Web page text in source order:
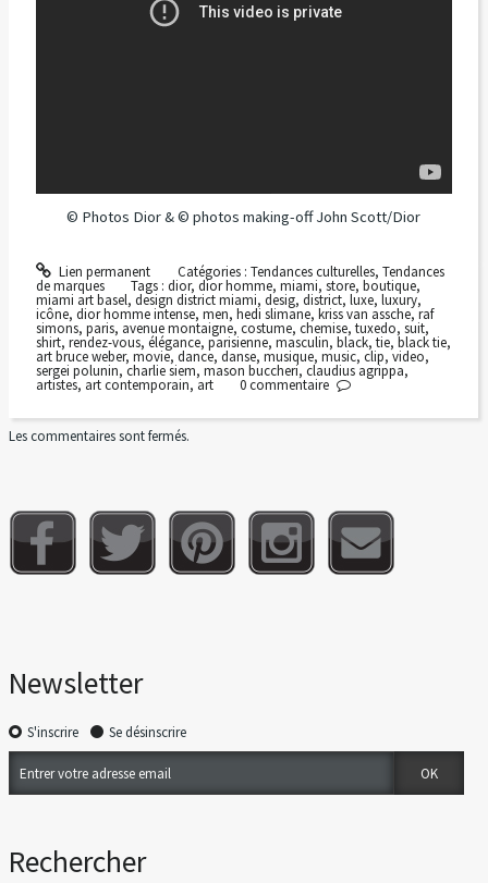
© Photos Dior & © photos making-off John Scott/Dior
Lien permanent Catégories : Tendances culturelles, Tendances
de marques Tags :dior,dior homme,miami,store,boutique,
miami art basel, design district miami, desig, district, luxe, luxury,
icône, dior homme intense, men, hedi slimane, kriss van assche, raf
simons, paris, avenue montaigne, costume, chemise, tuxedo, suit,
shirt, rendez-vous, élégance, parisienne, masculin, black, tie, black tie,
art bruce weber, movie, dance, danse, musique, music, clip,video,
sergei polunin, charlie siem, mason buccheri, claudius agrippa,
artistes, art contemporain, art 0commentaire
Les commentaires sont fermés.
Newsletter
S'inscrire Se désinscrire
Rechercher